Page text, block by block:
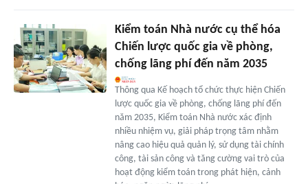
Kiểm toán Nhà nước cụ thể hóa
Chiến lược quốc gia về phòng,
chống lãng phí đến năm 2035
Thông qua Kế hoạch tổ chức thực hiện Chiến
lược quốc gia về phòng, chống lãng phí đến
năm 2035, Kiểm toán Nhà nước xác định
nhiều nhiệm vụ, giải pháp trọng tâm nhằm
nâng cao hiệu quả quản lý, sử dụng tài chính
công, tài sản công và tăng cường vai trò của
hoạt động kiểm toán trong phát hiện, cảnh